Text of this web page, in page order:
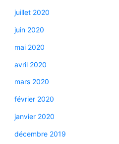
juillet 2020
juin 2020
mai 2020
avril 2020
mars 2020
février 2020
janvier 2020
décembre 2019